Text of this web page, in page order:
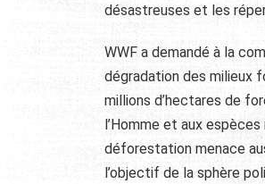
désastreuses et les
WWF a demandé à la
dégradation des milieux
millions d’hectares de
l’Homme et aux
déforestation menace
l’objectif de la sphère